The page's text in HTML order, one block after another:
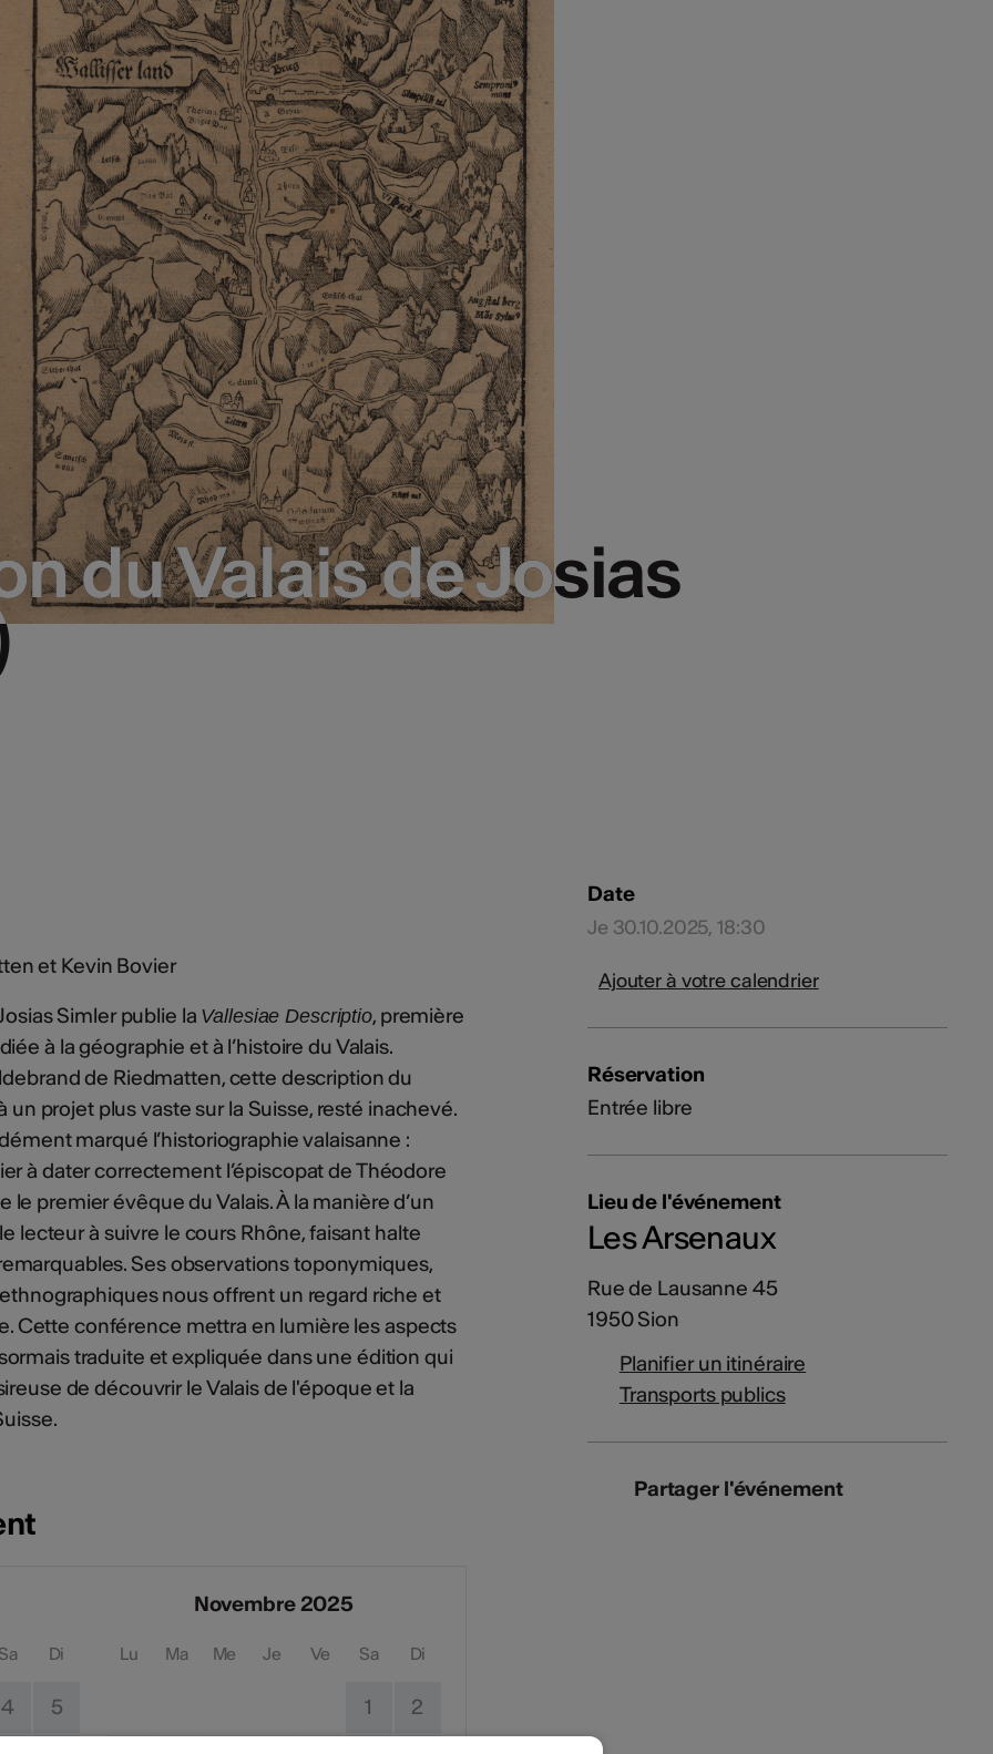
du Valais de Josias
du Valais de Josias
et Kevin Bovier
Simler publie la Vallesiae Descriptio, première
à la géographie et à l’histoire du Valais.
de Riedmatten, cette description du
un projet plus vaste sur la Suisse, resté inachevé.
marqué l’historiographie valaisanne :
à dater correctement l’épiscopat de Théodore
premier évêque du Valais. À la manière d’un
lecteur à suivre le cours Rhône, faisant halte
Ses observations toponymiques,
nous offrent un regard riche et
Cette conférence mettra en lumière les aspects
traduite et expliquée dans une édition qui
de découvrir le Valais de l'époque et la
Sa Di
4 5
Novembre 2025
Lu Ma Me Je Ve Sa Di
1 2
Date
Je 30.10.2025, 18:30
Ajouter à votre calendrier
Réservation
Entrée libre
Lieu de l'événement
Les Arsenaux
Rue de Lausanne 45
1950 Sion
Planifier un itinéraire
Transports publics
Partager l'événement